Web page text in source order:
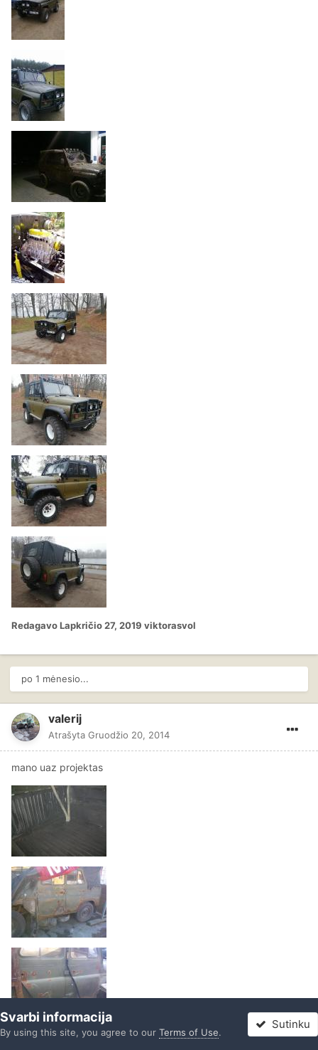
RedagavoLapkričio 27, 2019 viktorasvol
po 1 mėnesio...
valerij
Atrašyta Gruodžio 20, 2014
mano uaz projektas
Svarbi informacija
By using this site, you agree to our Terms of Use.
Sutinku
Forumas Neskaityta Prisijungti Registracija Daugiau